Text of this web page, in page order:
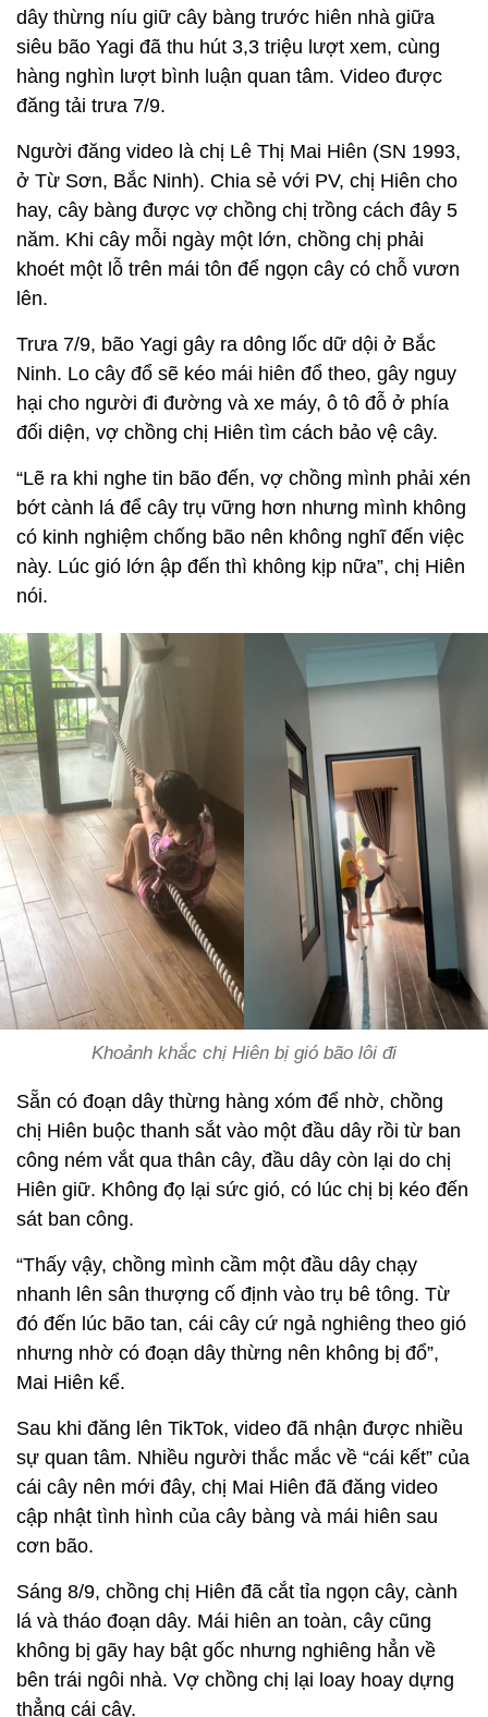
dây thừng níu giữ cây bàng trước hiên nhà giữa
siêu bão Yagi đã thu hút 3,3 triệu lượt xem, cùng
hàng nghìn lượt bình luận quan tâm. Video được
đăng tải trưa 7/9.
Người đăng video là chị Lê Thị Mai Hiên (SN 1993,
ở Từ Sơn, Bắc Ninh). Chia sẻ với PV, chị Hiên cho
hay, cây bàng được vợ chồng chị trồng cách đây 5
năm. Khi cây mỗi ngày một lớn, chồng chị phải
khoét một lỗ trên mái tôn để ngọn cây có chỗ vươn
lên.
Trưa 7/9, bão Yagi gây ra dông lốc dữ dội ở Bắc
Ninh. Lo cây đổ sẽ kéo mái hiên đổ theo, gây nguy
hại cho người đi đường và xe máy, ô tô đỗ ở phía
đối diện, vợ chồng chị Hiên tìm cách bảo vệ cây.
“Lẽ ra khi nghe tin bão đến, vợ chồng mình phải xén
bớt cành lá để cây trụ vững hơn nhưng mình không
có kinh nghiệm chống bão nên không nghĩ đến việc
này. Lúc gió lớn ập đến thì không kịp nữa”, chị Hiên
nói.
Khoảnh khắc chị Hiên bị gió bão lôi đi
Sẵn có đoạn dây thừng hàng xóm để nhờ, chồng
chị Hiên buộc thanh sắt vào một đầu dây rồi từ ban
công ném vắt qua thân cây, đầu dây còn lại do chị
Hiên giữ. Không đọ lại sức gió, có lúc chị bị kéo đến
sát ban công.
“Thấy vậy, chồng mình cầm một đầu dây chạy
nhanh lên sân thượng cố định vào trụ bê tông. Từ
đó đến lúc bão tan, cái cây cứ ngả nghiêng theo gió
nhưng nhờ có đoạn dây thừng nên không bị đổ”,
Mai Hiên kể.
Sau khi đăng lên TikTok, video đã nhận được nhiều
sự quan tâm. Nhiều người thắc mắc về “cái kết” của
cái cây nên mới đây, chị Mai Hiên đã đăng video
cập nhật tình hình của cây bàng và mái hiên sau
cơn bão.
Sáng 8/9, chồng chị Hiên đã cắt tỉa ngọn cây, cành
lá và tháo đoạn dây. Mái hiên an toàn, cây cũng
không bị gãy hay bật gốc nhưng nghiêng hẳn về
bên trái ngôi nhà. Vợ chồng chị lại loay hoay dựng
thẳng cái cây.